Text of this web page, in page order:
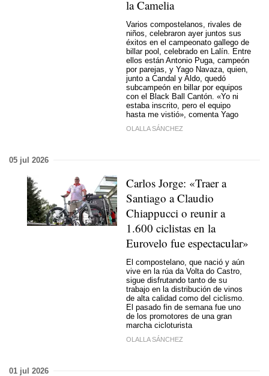
la Camelia
Varios compostelanos, rivales de
niños, celebraron ayer juntos sus
éxitos en el campeonato gallego de
billar pool, celebrado en Lalín. Entre
ellos están Antonio Puga, campeón
por parejas, y Yago Navaza, quien,
junto a Candal y Aldo, quedó
subcampeón en billar por equipos
con el Black Ball Cantón. «Yo ni
estaba inscrito, pero el equipo
hasta me vistió», comenta Yago
OLALLA SÁNCHEZ
05 jul 2026
Carlos Jorge: «Traer a
Santiago a Claudio
Chiappucci o reunir a
1.600 ciclistas en la
Eurovelo fue espectacular»
El compostelano, que nació y aún
vive en la rúa da Volta do Castro,
sigue disfrutando tanto de su
trabajo en la distribución de vinos
de alta calidad como del ciclismo.
El pasado fin de semana fue uno
de los promotores de una gran
marcha cicloturista
OLALLA SÁNCHEZ
01 jul 2026